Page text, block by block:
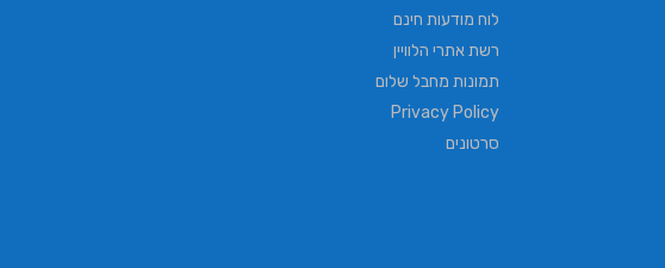
לוח מודעות חינם
רשת אתרי הלוויין
תמונות מחבל שלום
Privacy Policy
סרטונים